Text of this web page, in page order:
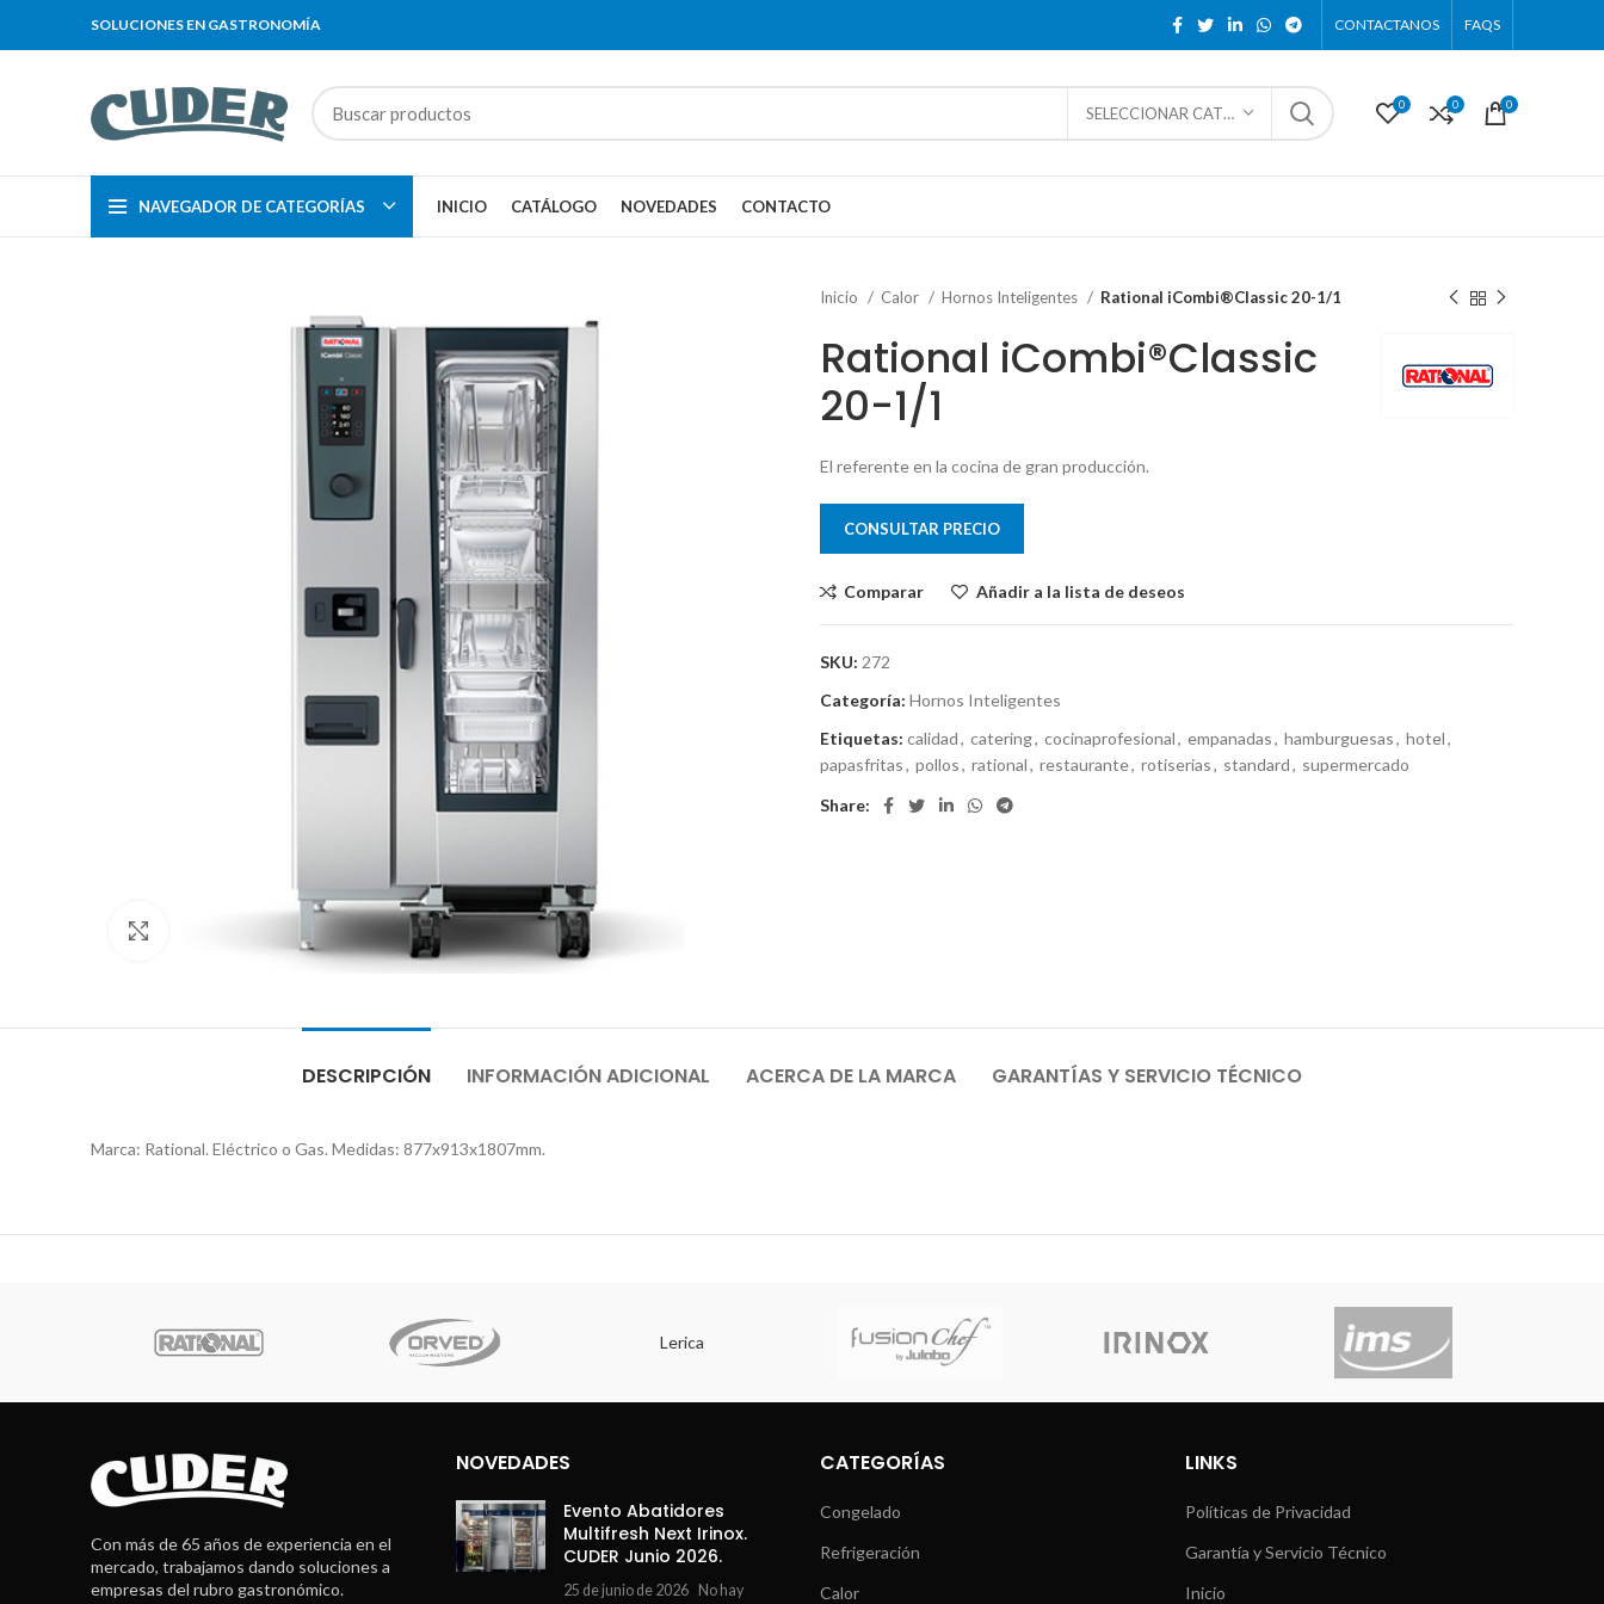
SOLUCIONES EN GASTRONOMÍA CONTACTANOS FAQS
SELECCIONAR CATEGORÍA 0 0 0
NAVEGADOR DE CATEGORÍAS INICIO CATÁLOGO NOVEDADES CONTACTO
Inicio Calor Hornos Inteligentes Rational iCombi®Classic 20-1/1
Rational iCombi®Classic
20-1/1
El referente en la cocina de gran producción.
CONSULTAR PRECIO
Comparar Añadir a la lista de deseos
SKU: 272
Categoría: Hornos Inteligentes
Etiquetas: calidad, catering, cocinaprofesional, empanadas, hamburguesas, hotel,
papasfritas, pollos, rational, restaurante, rotiserias, standard, supermercado
Share:
DESCRIPCIÓN INFORMACIÓN ADICIONAL ACERCA DE LA MARCA GARANTÍAS Y SERVICIO TÉCNICO
Marca: Rational. Eléctrico o Gas. Medidas: 877x913x1807mm.
Con más de 65 años de experiencia en el
mercado, trabajamos dando soluciones a
empresas del rubro gastronómico.
NOVEDADES
Evento Abatidores
Multifresh Next Irinox.
CUDER Junio 2026.
25 de junio de 2026 No hay
CATEGORÍAS
Congelado
Refrigeración
Calor
LINKS
Políticas de Privacidad
Garantía y Servicio Técnico
Inicio